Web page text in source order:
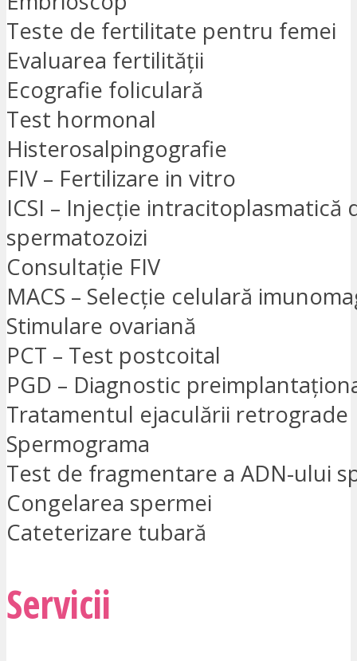
Teste de fertilitate pentru femei
Evaluarea fertilității
Ecografie foliculară
Test hormonal
Histerosalpingografie
FIV – Fertilizare in vitro
ICSI – Injecție intracitoplasmatică
spermatozoizi
Consultație FIV
MACS – Selecție celulară
Stimulare ovariană
PCT – Test postcoital
PGD – Diagnostic
Tratamentul ejaculării retrograde
Spermograma
Test de fragmentare a ADN-ului
Congelarea spermei
Cateterizare tubară
Servicii